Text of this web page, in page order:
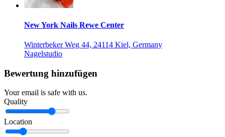
New York Nails Rewe Center
Winterbeker Weg 44, 24114 Kiel, Germany
Nagelstudio
Bewertung hinzufügen
Your email is safe with us.
Quality
Location